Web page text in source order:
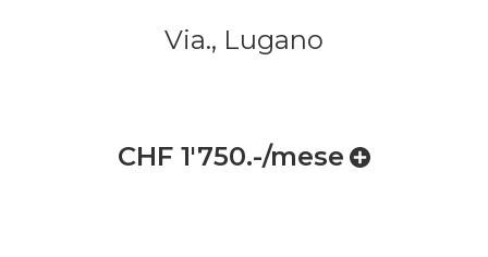
Via., Lugano
CHF 1'750.-/mese